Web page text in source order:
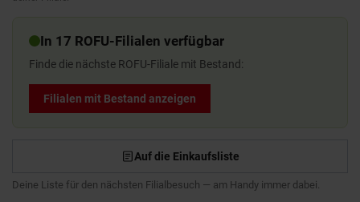
In 17 ROFU-Filialen verfügbar
Finde die nächste ROFU-Filiale mit Bestand:
Filialen mit Bestand anzeigen
Auf die Einkaufsliste
Deine Liste für den nächsten Filialbesuch — am Handy immer dabei.